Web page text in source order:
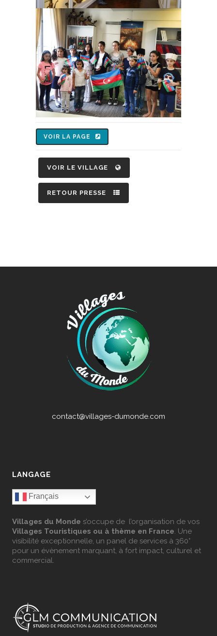
VOIR LA PAGE
VOIR LE VILLAGE
RETOUR PRESSE
contact@villages-dumonde.com
LANGAGE
Français
Villages du Monde s’occupe de l’organisation de vos
Villages Touristiques ou à thème en France. Une
visibilité exceptionnelle, un panel de services à 360°
pour un évènement marquant, à fort impact, culturel et
commercial.